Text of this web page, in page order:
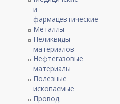
и
фармацевтические
Металлы
Неликвиды
материалов
Нефтегазовые
материалы
Полезные
ископаемые
Провод,